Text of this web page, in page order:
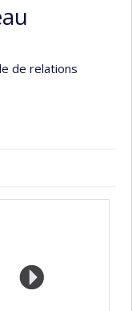
de relations